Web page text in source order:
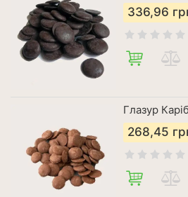
336,96
Глазур
268,45